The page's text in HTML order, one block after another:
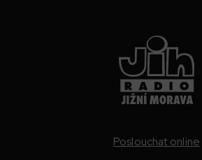
Poslouchat online